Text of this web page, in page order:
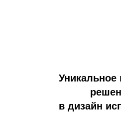
в дизайн